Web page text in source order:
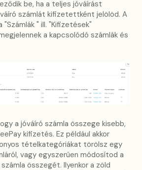
be, ha a teljes jóváírást
számlát kifizetettként jelölöd. A
" ill. "Kifizetések"
a kapcsolódó számlák és
a jóváíró számla összege kisebb,
kifizetés. Ez például akkor
tételkategóriákat törölsz egy
vagy egyszerűen módosítod a
összegét. Ilyenkor a zöld